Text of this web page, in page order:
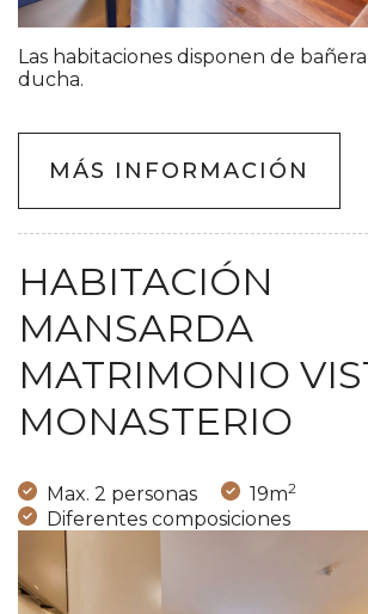
Las habitaciones disponen de
ducha.
MÁS INFORMACIÓN
HABITACIÓN
MANSARDA
MATRIMONIO
MONASTERIO
Max. 2 personas 19m2
Diferentes composiciones